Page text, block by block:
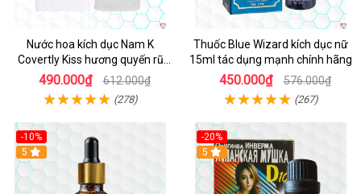
Nước hoa kích dục Nam K
Covertly Kiss hương quyến rũ
nhập khẩu chính hãng
490.000₫ 612.000₫
(278)
Thuốc Blue Wizard kích dục nữ
15ml tác dụng mạnh chính hãng
450.000₫ 576.000₫
(267)
-10%
5
-20%
5